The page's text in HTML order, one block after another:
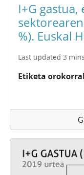
I+G gastua,
%). Euskal
Last updated 3
Etiketa